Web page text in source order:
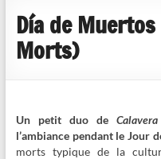
reviews
Día de
Morts)
Un petit duo de
l’ambiance pendant le Jour
morts typique de la